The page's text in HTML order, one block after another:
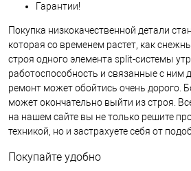
Гарантии!
Покупка низкокачественной детали
которая со временем растет, как
строя одного элемента split-системы
работоспособность и связанные с ним
ремонт может обойтись очень дорого.
может окончательно выйти из строя.
на нашем сайте вы не только решите
техникой, но и застрахуете себя от
Покупайте удобно